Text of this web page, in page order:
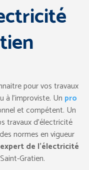
pour vos travaux
l’improviste. Un pro
et compétent. Un
travaux d’électricité
normes en vigueur
expert de l’électricité
Gratien.